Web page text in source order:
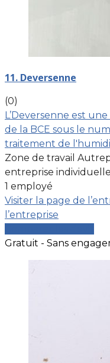
11. Deversenne
(0)
L’Deversenne est
de la BCE sous le
traitement de
Zone de travail
entreprise individuelle
1 employé
Visiter la page de
l’entreprise
Gratuit - Sans